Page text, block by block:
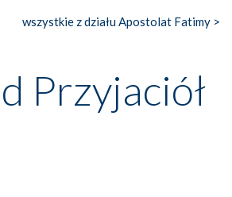
wyprawy, których celem były
w miasteczku Alcobaça czy w Batalhi,
pomoc w wygranej bitwie o
Zachwyt budziła potężna, a zarazem
tych monumentalnych dzieł,
dbałość ich twórców o detale,
z wytrwałością i pracowitością
wszystkie z działu Apostolat Fatimy >
Przyjaciół